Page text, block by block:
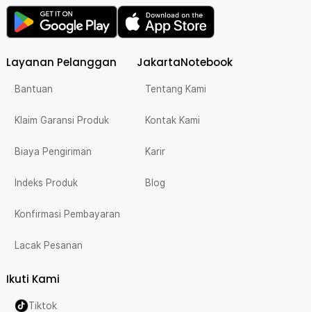
Layanan Pelanggan
Bantuan
Klaim Garansi Produk
Biaya Pengiriman
Indeks Produk
Konfirmasi Pembayaran
Lacak Pesanan
JakartaNotebook
Tentang Kami
Kontak Kami
Karir
Blog
Ikuti Kami
Tiktok